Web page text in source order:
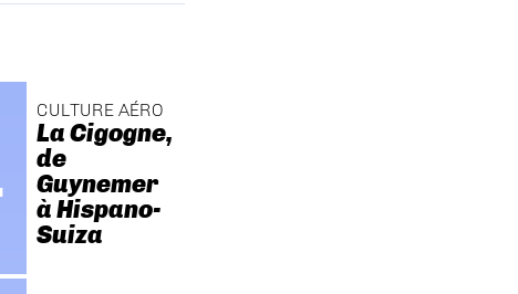
CULTURE AÉRO
La Cigogne,
de
Guynemer
à Hispano-
Suiza